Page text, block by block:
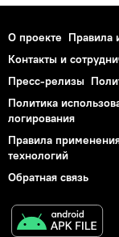
О проекте Правила
Контакты и
Пресс-релизы
Политика
логирования
Правила
технологий
Обратная связь